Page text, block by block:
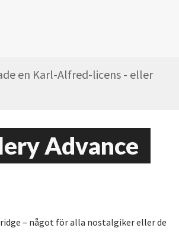
en Karl-Alfred-licens - eller
Advance
– något för alla nostalgiker eller de